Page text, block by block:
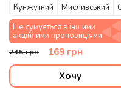
Кунжутний Мисливський
Не сумується з іншими
акційними пропозиціями
245грн 169 грн
Хочу